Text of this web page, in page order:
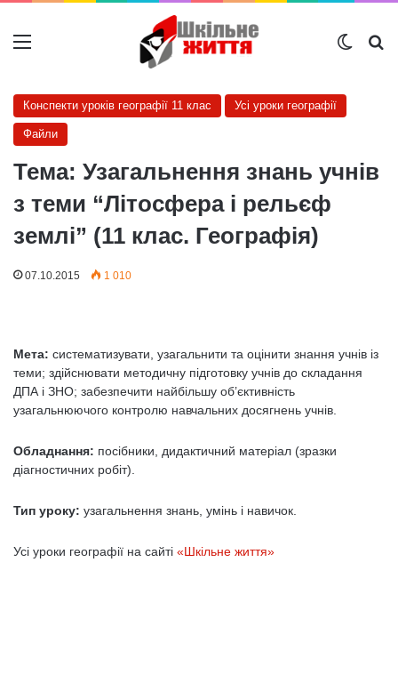
Меню
Конспекти уроків географії 11 клас Усі уроки географії
Файли
Тема: Узагальнення знань учнів
з теми “Літосфера і рельєф
землі” (11 клас. Географія)
07.10.2015 1 010
Мета: систематизувати, узагальнити та оцінити знання учнів із
теми; здійснювати методичну підготовку учнів до складання
ДПА і ЗНО; забезпечити найбільшу об’єктивність
узагальнюючого контролю навчальних досягнень учнів.
Обладнання: посібники, дидактичний матеріал (зразки
діагностичних робіт).
Тип уроку: узагальнення знань, умінь і навичок.
Усі уроки географії на сайті «Шкільне життя»